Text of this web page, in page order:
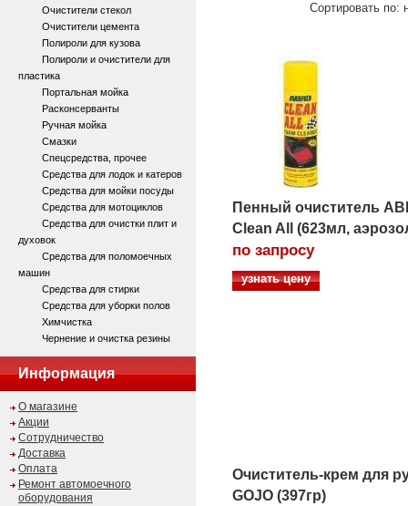
Очистители стекол
Очистители цемента
Полироли для кузова
Полироли и очистители для
пластика
Портальная мойка
Расконсерванты
Ручная мойка
Смазки
Спецсредства, прочее
Средства для лодок и катеров
Средства для мойки посуды
Средства для мотоциклов
Средства для очистки плит и
духовок
Средства для поломоечных
машин
Средства для стирки
Средства для уборки полов
Химчистка
Чернение и очистка резины
Информация
О магазине
Акции
Сотрудничество
Доставка
Оплата
Ремонт автомоечного
оборудования
Сортировать по:
Пенный очиститель
Clean All (623мл,
по запросу
узнать цену
Очиститель-крем для
GOJO (397гр)